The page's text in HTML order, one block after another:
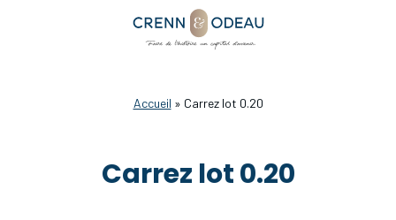
Accueil » Carrez lot 0.20
Carrez lot 0.20